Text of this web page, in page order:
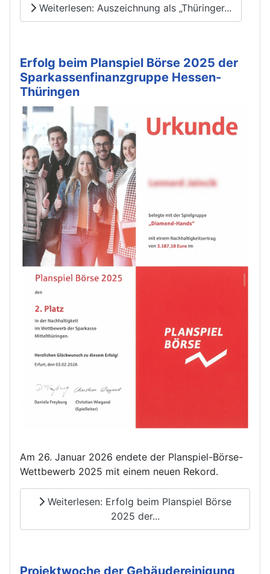
Weiterlesen: Auszeichnung als „Thüringer...
Erfolg beim Planspiel Börse 2025 der
Sparkassenfinanzgruppe Hessen-
Thüringen
Am 26. Januar 2026 endete der Planspiel-Börse-
Wettbewerb 2025 mit einem neuen Rekord.
Weiterlesen: Erfolg beim Planspiel Börse
2025 der...
Projektwoche der Gebäudereinigung